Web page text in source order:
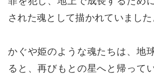
された魂として描かれていました
かぐや姫のような魂たちは、地
ると、再びもとの星へと帰って